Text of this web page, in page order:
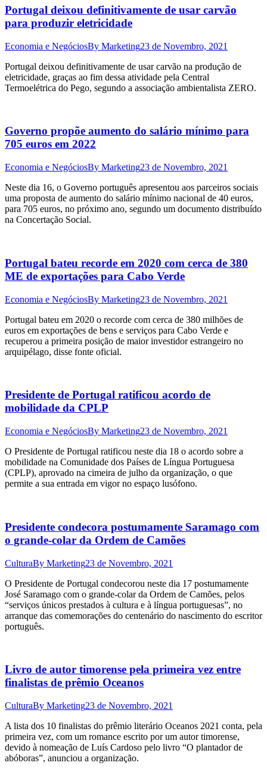
Portugal deixou definitivamente de usar carvão
para produzir eletricidade
Economia e NegóciosBy Marketing23 de Novembro, 2021
Portugal deixou definitivamente de usar carvão na produção de
eletricidade, graças ao fim dessa atividade pela Central
Termoelétrica do Pego, segundo a associação ambientalista ZERO.
Governo propõe aumento do salário mínimo para
705 euros em 2022
Economia e NegóciosBy Marketing23 de Novembro, 2021
Neste dia 16, o Governo português apresentou aos parceiros sociais
uma proposta de aumento do salário mínimo nacional de 40 euros,
para 705 euros, no próximo ano, segundo um documento distribuído
na Concertação Social.
Portugal bateu recorde em 2020 com cerca de 380
ME de exportações para Cabo Verde
Economia e NegóciosBy Marketing23 de Novembro, 2021
Portugal bateu em 2020 o recorde com cerca de 380 milhões de
euros em exportações de bens e serviços para Cabo Verde e
recuperou a primeira posição de maior investidor estrangeiro no
arquipélago, disse fonte oficial.
Presidente de Portugal ratificou acordo de
mobilidade da CPLP
Economia e NegóciosBy Marketing23 de Novembro, 2021
O Presidente de Portugal ratificou neste dia 18 o acordo sobre a
mobilidade na Comunidade dos Países de Língua Portuguesa
(CPLP), aprovado na cimeira de julho da organização, o que
permite a sua entrada em vigor no espaço lusófono.
Presidente condecora postumamente Saramago com
o grande-colar da Ordem de Camões
CulturaBy Marketing23 de Novembro, 2021
O Presidente de Portugal condecorou neste dia 17 postumamente
José Saramago com o grande-colar da Ordem de Camões, pelos
“serviços únicos prestados à cultura e à língua portuguesas”, no
arranque das comemorações do centenário do nascimento do escritor
português.
Livro de autor timorense pela primeira vez entre
finalistas de prêmio Oceanos
CulturaBy Marketing23 de Novembro, 2021
A lista dos 10 finalistas do prêmio literário Oceanos 2021 conta, pela
primeira vez, com um romance escrito por um autor timorense,
devido à nomeação de Luís Cardoso pelo livro “O plantador de
abóboras”, anunciou a organização.